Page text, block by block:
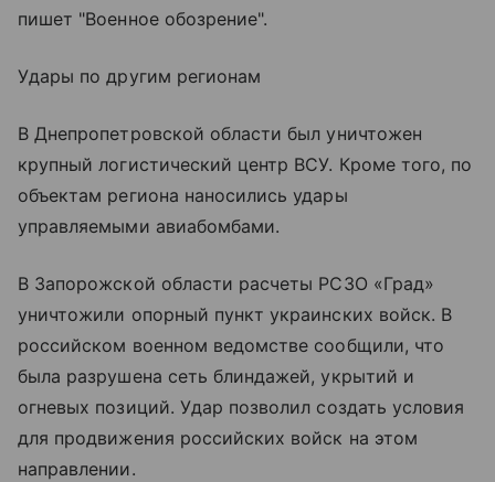
пишет "Военное обозрение".
Удары по другим регионам
В Днепропетровской области был уничтожен
крупный логистический центр ВСУ. Кроме того, по
объектам региона наносились удары
управляемыми авиабомбами.
В Запорожской области расчеты РСЗО «Град»
уничтожили опорный пункт украинских войск. В
российском военном ведомстве сообщили, что
была разрушена сеть блиндажей, укрытий и
огневых позиций. Удар позволил создать условия
для продвижения российских войск на этом
направлении.